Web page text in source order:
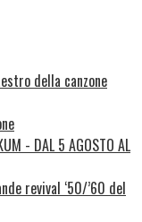
della canzone
- DAL 5 AGOSTO AL
revival ‘50/’60 del